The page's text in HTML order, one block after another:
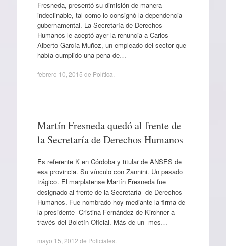
Fresneda, presentó su dimisión de manera
indeclinable, tal como lo consignó la dependencia
gubernamental. La Secretaría de Derechos
Humanos le aceptó ayer la renuncia a Carlos
Alberto García Muñoz, un empleado del sector que
había cumplido una pena de…
febrero 10, 2015 de Política
Martín Fresneda quedó al frente de
la Secretaría de Derechos Humanos
Es referente K en Córdoba y titular de ANSES de
esa provincia. Su vínculo con Zannini. Un pasado
trágico. El marplatense Martín Fresneda fue
designado al frente de la Secretaría de Derechos
Humanos. Fue nombrado hoy mediante la firma de
la presidente Cristina Fernández de Kirchner a
través del Boletín Oficial. Más de un mes…
mayo 15, 2012 de Policiales.